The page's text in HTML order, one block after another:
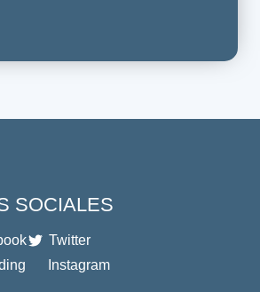
SOCIALES
Twitter
Instagram